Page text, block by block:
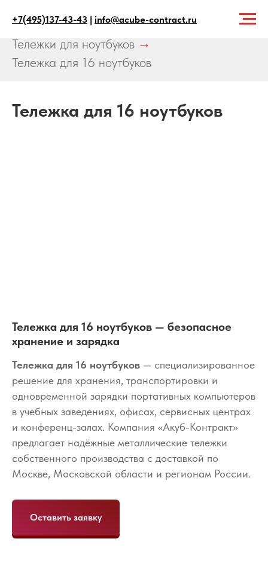
+7(495)137-43-43 | info@acube-contract.ru
Главная → Продукция → Тележки
Тележки для ноутбуков →
Тележка для 16 ноутбуков
Тележка для 16 ноутбуков
Тележка для 16 ноутбуков — безопасное
хранение и зарядка
Тележка для 16 ноутбуков — специализированное
решение для хранения, транспортировки и
одновременной зарядки портативных компьютеров
в учебных заведениях, офисах, сервисных центрах
и конференц-залах. Компания «Акуб-Контракт»
предлагает надёжные металлические тележки
собственного производства с доставкой по
Москве, Московской области и регионам России.
Оставить заявку